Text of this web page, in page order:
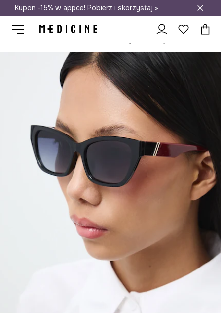
Darmowa dostawa do salonów
Kupon -15% w appce! Pobierz i skorzystaj »